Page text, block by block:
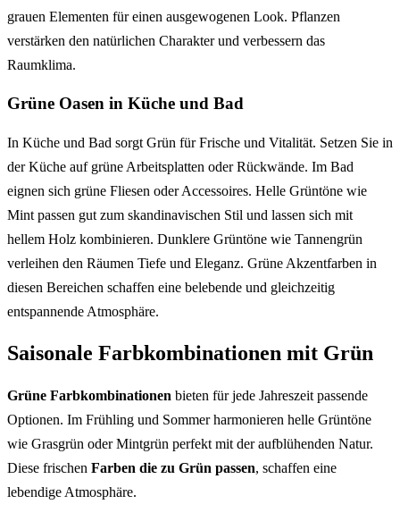
grauen Elementen für einen ausgewogenen Look. Pflanzen
verstärken den natürlichen Charakter und verbessern das
Raumklima.
Grüne Oasen in Küche und Bad
In Küche und Bad sorgt Grün für Frische und Vitalität. Setzen Sie in
der Küche auf grüne Arbeitsplatten oder Rückwände. Im Bad
eignen sich grüne Fliesen oder Accessoires. Helle Grüntöne wie
Mint passen gut zum skandinavischen Stil und lassen sich mit
hellem Holz kombinieren. Dunklere Grüntöne wie Tannengrün
verleihen den Räumen Tiefe und Eleganz. Grüne Akzentfarben in
diesen Bereichen schaffen eine belebende und gleichzeitig
entspannende Atmosphäre.
Saisonale Farbkombinationen mit Grün
Grüne Farbkombinationen bieten für jede Jahreszeit passende
Optionen. Im Frühling und Sommer harmonieren helle Grüntöne
wie Grasgrün oder Mintgrün perfekt mit der aufblühenden Natur.
Diese frischen Farben die zu Grün passen, schaffen eine
lebendige Atmosphäre.